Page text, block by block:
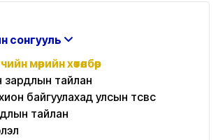
сонгууль
мөрийн хөтөлбөр
зардлын тайлан
байгуулахад улсын төсвөөс
тайлан